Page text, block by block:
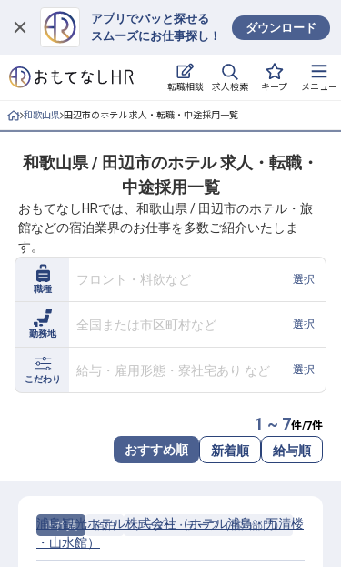
アプリでパッと探せる
スムーズにお仕事探し！
ダウンロード
転職相談 求人検索 キープ メニュー
ログイン
求人・施設を探す
就職・転職 合同説明会
おもてなしHRについて
ご利用の流れ
よくある質問
ホテル・宿泊業界情報コラム
転職サポートに申し込む
和歌山県 田辺市のホテル 求人・転職・中途採用一覧
和歌山県 / 田辺市のホテル 求人・転職・
中途採用一覧
おもてなしHRでは、和歌山県 / 田辺市のホテル・旅
館などの宿泊業界のお仕事を多数ご紹介いたしま
す。
職種
フロント・料飲など 選択
勤務地
全国または市区町村など 選択
こだわり
給与・雇用形態・寮社宅あり など 選択
1 ~ 7件/7件
おすすめ順 新着順 給与順
正社員 宿泊 リーダー・チーフ（宿泊部門）
浦島観光ホテル株式会社（ホテル浦島・万清楼
・山水館）